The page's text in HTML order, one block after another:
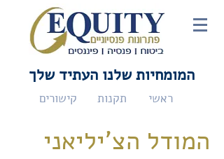
המומחיות שלנו העתיד שלך
קישורים תקנות ראשי
המודל הצ'יליאני